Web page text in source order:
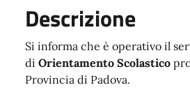
Descrizione
Si informa che è operativo il
di Orientamento Scolastico
Provincia di Padova.